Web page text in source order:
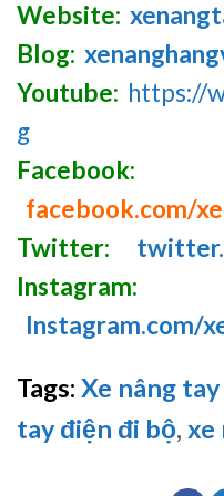
Website:
Blog:
Youtube: https://
g
Facebook:
facebook.com/
Twitter:
Instagram:
Instagram.com/
Tags: Xe nâng
tay điện đi bộ, xe